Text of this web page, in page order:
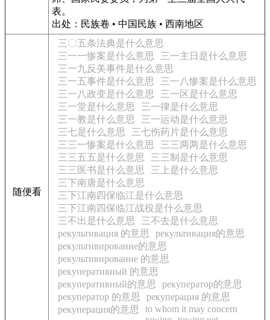
表。
出处：民族卷 • 中国民族 • 西南地区
随便看
三〇五条法典是什么意思
三一一惨案是什么意思
三一主日是什么意思
三一九反美事件是什么意思
三一五事件是什么意思
三一八惨案是什么意思
三一八政变是什么意思
三一区是什么意思
三一堂是什么意思
三一律是什么意思
三一教是什么意思
三一运动是什么意思
三七是什么意思
三七伤药片是什么意思
三三一惨案是什么意思
三三两两是什么意思
三三五五是什么意思
三三制是什么意思
三三医书是什么意思
三上是什么意思
三下南唐是什么意思
三下江南四保临江是什么意思
三下江南四保临江战役是什么意思
三不出是什么意思
三不去是什么意思
рекультивация 的意思
рекультивация的意思
рекультивирование的意思
рекультивирование 的意思
рекуперативный 的意思
рекуперативный的意思
рекуператор的意思
рекуператор 的意思
рекуперация 的意思
рекуперация的意思
to whom it may concern